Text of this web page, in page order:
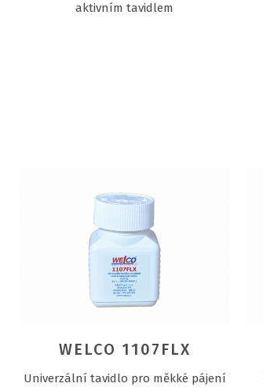
aktivním tavidlem
WELCO 1107FLX
Univerzální tavidlo pro měkké pájení